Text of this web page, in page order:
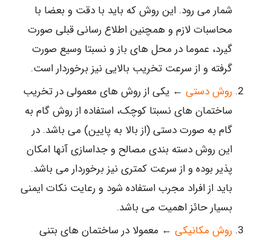
شمار می رود. این روش که باید با دقت و بعضا با
محاسبات لازم و همچنین اطلاع رسانی قبلی صورت
گیرد، عموما در محل های باز و نسبتا وسیع صورت
گرفته و از سرعت تخریب بالایی نیز برخوردار است.
روش دستی ← یکی از روش های معمولی در تخریب
ساختمان های نسبتا کوچک، استفاده از روش گام به
گام به صورت دستی (از بالا به پایین) می باشد. در
این روش دسته بندی مصالح و جداسازی آنها امکان
پذیر بوده و از سرعت کمتری نیز برخوردار می باشد.
باید از افراد مجرب استفاده شود و رعایت نکات ایمنی
بسیار حائز اهمیت می باشد.
روش مکانیکی ← معمولا در ساختمان های بتنی